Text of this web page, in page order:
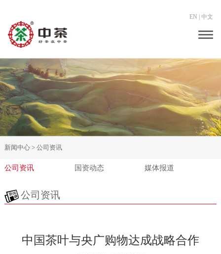
EN 中文
新闻中心 > 公司资讯
公司资讯 国资动态 媒体报道
公司资讯
中国茶叶与央广购物达成战略合作